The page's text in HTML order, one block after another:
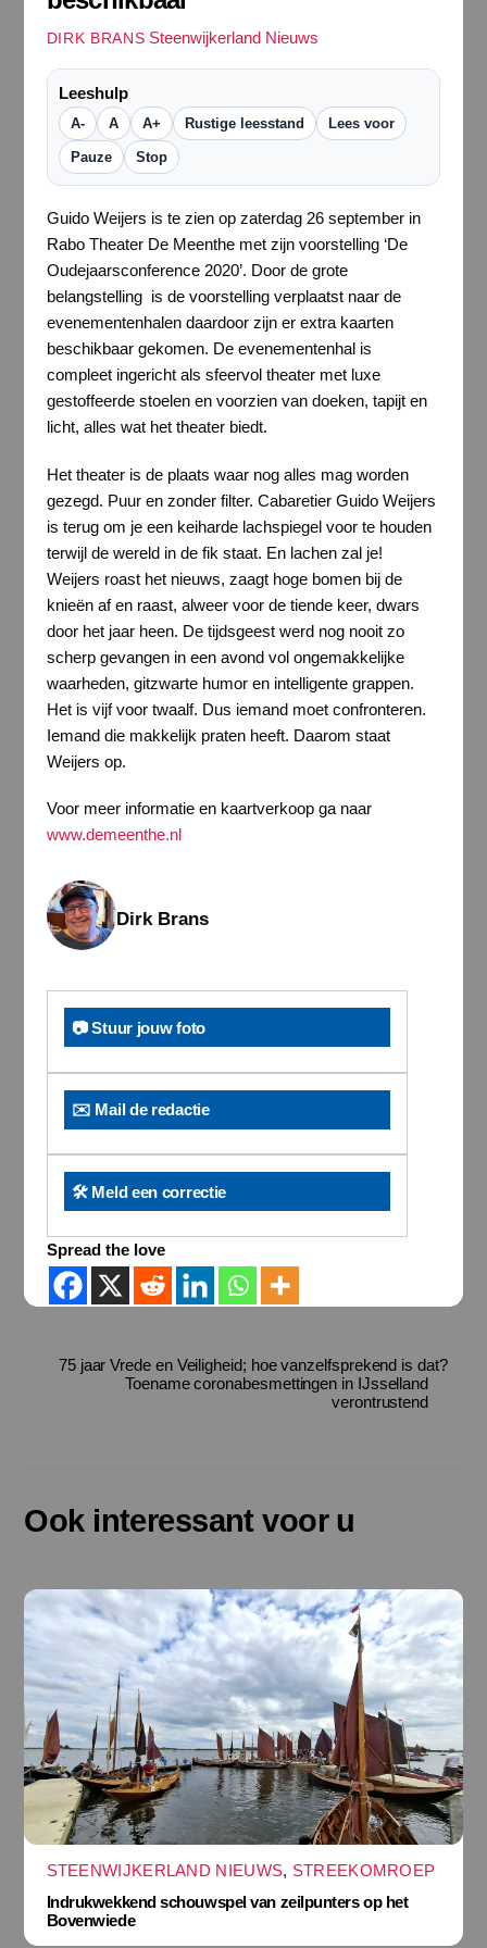
DIRK BRANS Steenwijkerland Nieuws
Leeshulp
A- A A+ Rustige leesstand Lees voor
Pauze Stop
Guido Weijers is te zien op zaterdag 26 september in
Rabo Theater De Meenthe met zijn voorstelling ‘De
Oudejaarsconference 2020’. Door de grote
belangstelling is de voorstelling verplaatst naar de
evenementenhalen daardoor zijn er extra kaarten
beschikbaar gekomen. De evenementenhal is
compleet ingericht als sfeervol theater met luxe
gestoffeerde stoelen en voorzien van doeken, tapijt en
licht, alles wat het theater biedt.
Het theater is de plaats waar nog alles mag worden
gezegd. Puur en zonder filter. Cabaretier Guido Weijers
is terug om je een keiharde lachspiegel voor te houden
terwijl de wereld in de fik staat. En lachen zal je!
Weijers roast het nieuws, zaagt hoge bomen bij de
knieën af en raast, alweer voor de tiende keer, dwars
door het jaar heen. De tijdsgeest werd nog nooit zo
scherp gevangen in een avond vol ongemakkelijke
waarheden, gitzwarte humor en intelligente grappen.
Het is vijf voor twaalf. Dus iemand moet confronteren.
Iemand die makkelijk praten heeft. Daarom staat
Weijers op.
Voor meer informatie en kaartverkoop ga naar
www.demeenthe.nl
Dirk Brans
📷 Stuur jouw foto
✉️ Mail de redactie
🛠️ Meld een correctie
Spread the love
75 jaar Vrede en Veiligheid; hoe vanzelfsprekend is dat?
Toename coronabesmettingen in IJsselland
verontrustend
Ook interessant voor u
STEENWIJKERLAND NIEUWS, STREEKOMROEP
Indrukwekkend schouwspel van zeilpunters op het
Bovenwiede